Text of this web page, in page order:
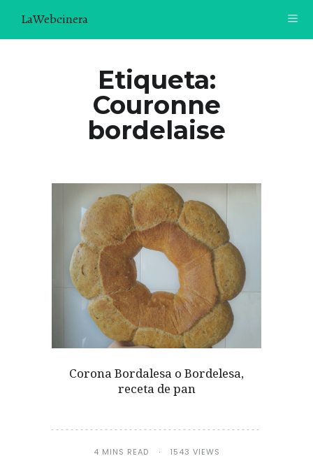
LaWebcinera
¿TE GUSTARÍA UNIRTE A NUESTRA AVENTURA GASTRON
ÚNETE A LA NEWSLETTER
RECOMENDACIONES
Etiqueta:
Couronne
bordelaise
Corona Bordalesa o Bordelesa,
receta de pan
4 MINS READ 1543 VIEWS